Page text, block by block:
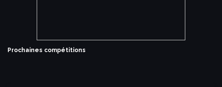
Prochaines compétitions